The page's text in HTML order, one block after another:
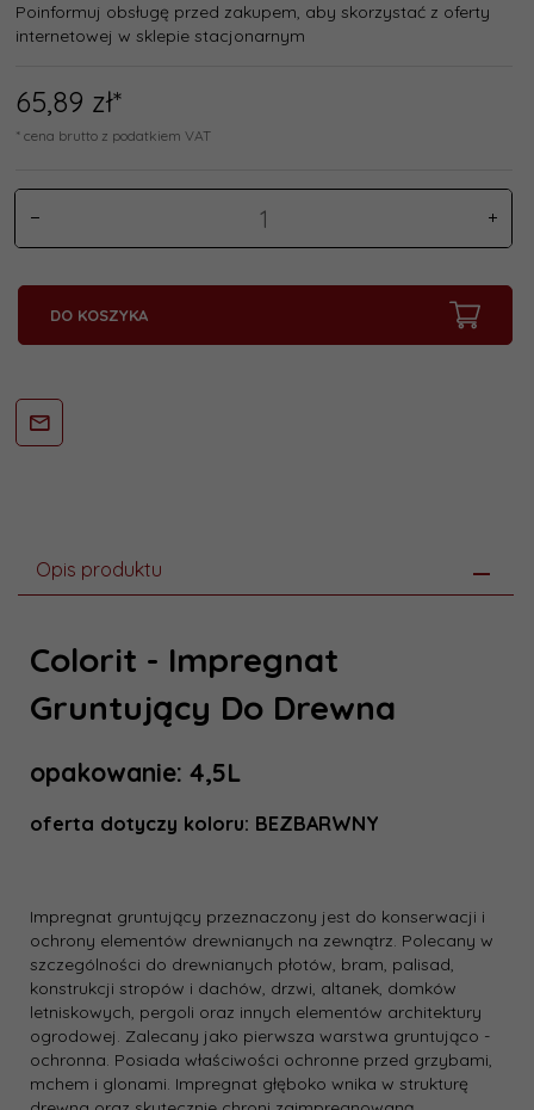
Poinformuj obsługę przed zakupem, aby skorzystać z oferty
internetowej w sklepie stacjonarnym
65,89 zł*
* cena brutto z podatkiem VAT
DO KOSZYKA
Opis produktu
Colorit - Impregnat
Gruntujący Do Drewna
opakowanie: 4,5L
oferta dotyczy koloru: BEZBARWNY
Impregnat gruntujący przeznaczony jest do konserwacji i
ochrony elementów drewnianych na zewnątrz. Polecany w
szczególności do drewnianych płotów, bram, palisad,
konstrukcji stropów i dachów, drzwi, altanek, domków
letniskowych, pergoli oraz innych elementów architektury
ogrodowej. Zalecany jako pierwsza warstwa gruntująco -
ochronna. Posiada właściwości ochronne przed grzybami,
mchem i glonami. Impregnat głęboko wnika w strukturę